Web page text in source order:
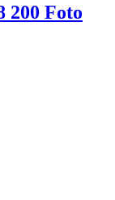
200 Foto